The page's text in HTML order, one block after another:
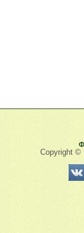
Copyright ©